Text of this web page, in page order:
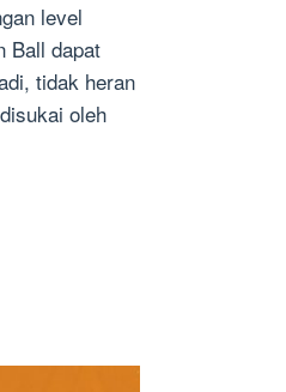
level
Ball dapat
tidak heran
oleh